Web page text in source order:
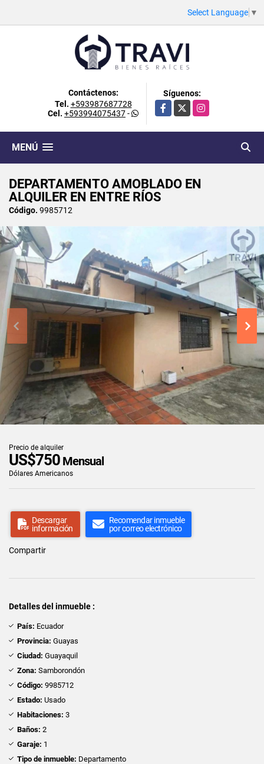
Select Language ▼
Contáctenos:
Tel. +593987687728
Cel. +593994075437-
Síguenos:
Facebook
X Instagram
MENÚ
DEPARTAMENTO AMOBLADO EN
ALQUILER EN ENTRE RÍOS
Código. 9985712
Precio de alquiler
US$750 Mensual
Dólares Americanos
Descargar
información
Recomendar inmueble
por correo electrónico
Compartir
Detalles del inmueble :
País: Ecuador
Provincia: Guayas
Ciudad: Guayaquil
Zona: Samborondón
Código: 9985712
Estado: Usado
Habitaciones: 3
Baños: 2
Garaje: 1
Tipo de inmueble: Departamento